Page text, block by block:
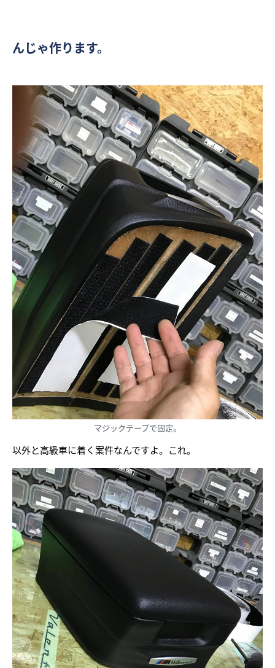
んじゃ作ります。
マジックテープで固定。
以外と高級車に着く案件なんですよ。これ。